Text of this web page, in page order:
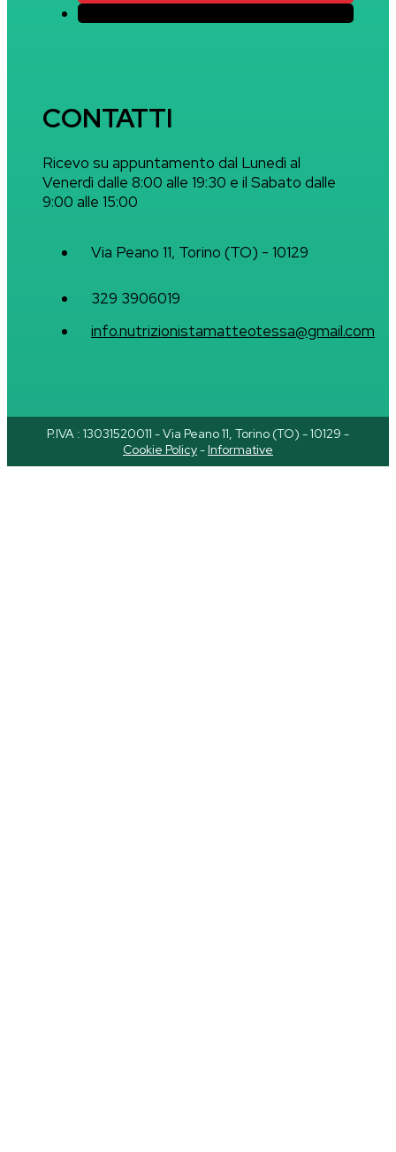
CONTATTI
Ricevo su appuntamento dal Lunedì al
Venerdì dalle 8:00 alle 19:30 e il Sabato dalle
9:00 alle 15:00
Via Peano 11, Torino (TO) - 10129
329 3906019
info.nutrizionistamatteotessa@gmail.com
P.IVA : 13031520011 - Via Peano 11, Torino (TO) - 10129 -
Cookie Policy- Informative